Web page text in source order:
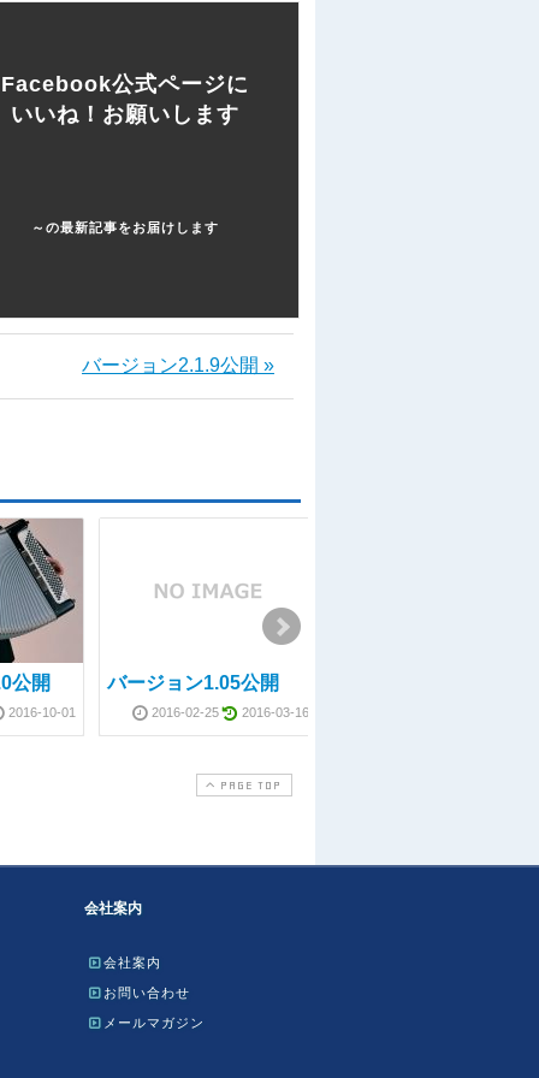
Facebook公式ページに
いいね！お願いします
～の最新記事をお届けします
バージョン2.1.9公開 »
公開
2016-10-01
バージョン1.05公開
2016-02-25 2016-03-16
PAGE TOP
会社案内
会社案内
お問い合わせ
メールマガジン